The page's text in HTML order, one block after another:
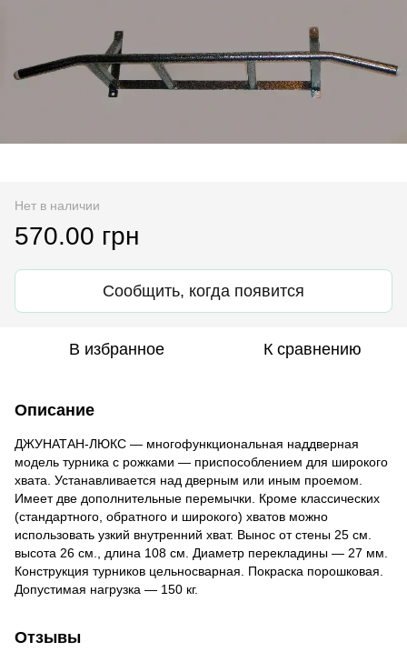
Нет в наличии
570.00 грн
Сообщить, когда появится
В избранное К сравнению
Описание
ДЖУНАТАН-ЛЮКС — многофункциональная наддверная
модель турника с рожками — приспособлением для широкого
хвата. Устанавливается над дверным или иным проемом.
Имеет две дополнительные перемычки. Кроме классических
(стандартного, обратного и широкого) хватов можно
использовать узкий внутренний хват. Вынос от стены 25 см.
высота 26 см., длина 108 см. Диаметр перекладины — 27 мм.
Конструкция турников цельносварная. Покраска порошковая.
Допустимая нагрузка — 150 кг.
Отзывы